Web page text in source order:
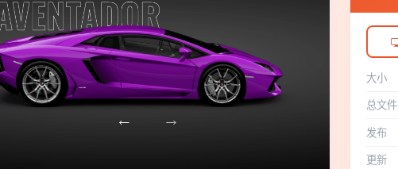
大小
总文件
发布
更新